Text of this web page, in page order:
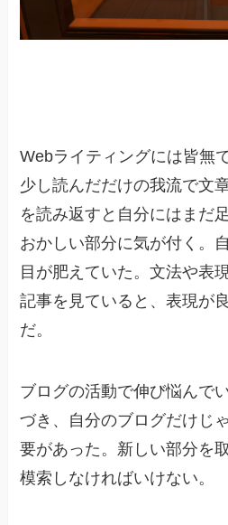
Webライティングには皆無
少し読んだだけの我流で文
を読み返すと自分にはまだ
おかしい部分に気が付く。
目が肥えていた。文法や表
記事を見ていると、表現が
だ。
ブログの活動で伸び悩んで
づき、自分のブログだけじ
要があった。新しい部分を
模索しなければいけない。